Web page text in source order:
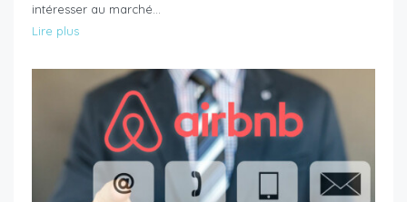
intéresser au marché…
Lire plus